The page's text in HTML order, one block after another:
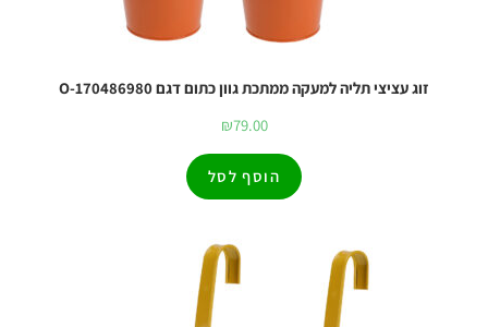
זוג עציצי תליה למעקה ממתכת גוון כתום דגם O-170486980
₪79.00
הוסף לסל